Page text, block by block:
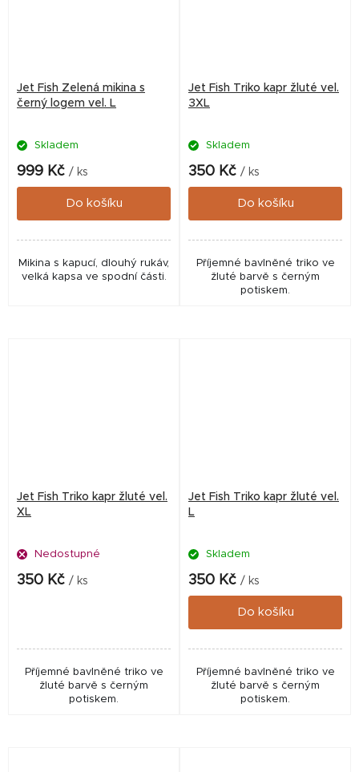
Jet Fish Zelená mikina s
černý logem vel. L
Skladem
999 Kč / ks
Do košíku
Mikina s kapucí, dlouhý rukáv,
velká kapsa ve spodní části.
Jet Fish Triko kapr žluté vel.
3XL
Skladem
350 Kč / ks
Do košíku
Příjemné bavlněné triko ve
žluté barvě s černým
potiskem.
Jet Fish Triko kapr žluté vel.
XL
Nedostupné
350 Kč / ks
Příjemné bavlněné triko ve
žluté barvě s černým
potiskem.
Jet Fish Triko kapr žluté vel.
L
Skladem
350 Kč / ks
Do košíku
Příjemné bavlněné triko ve
žluté barvě s černým
potiskem.